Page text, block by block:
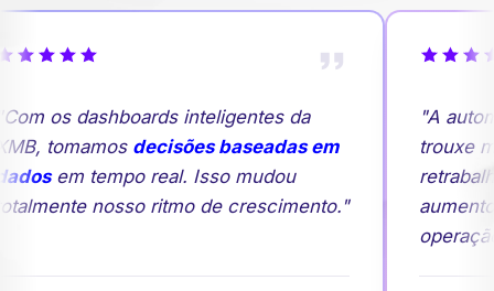
os dashboards inteligentes da
tomamosdecisões baseadas em
em tempo real. Isso mudou
nosso ritmo de crescimento."
"A
trouxe